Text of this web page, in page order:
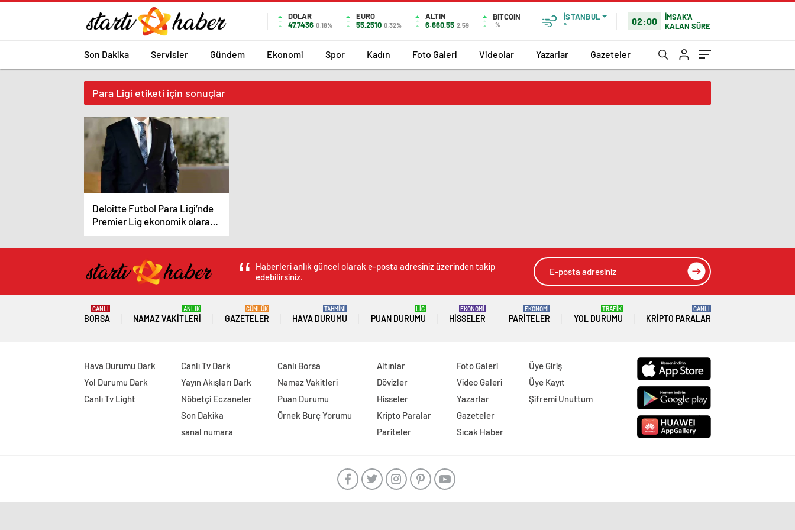
DOLAR
47,7436 0.18%
EURO
55,2510 0.32%
ALTIN
6.660,55 2,59
BITCOIN
%
İSTANBUL
°
02:00
İMSAK'A
KALAN SÜRE
Son Dakika Servisler Gündem Ekonomi Spor Kadın Foto Galeri Videolar Yazarlar Gazeteler
Para Ligi etiketi için sonuçlar
Deloitte Futbol Para Ligi’nde
Premier Lig ekonomik olarak
en güçlü lig olarak öne çıkıyor,
Real Madrid birinci sıraya
yükseldi
Haberleri anlık güncel olarak e-posta adresiniz üzerinden takip
edebilirsiniz.
BORSA
CANLI
NAMAZ VAKITLERI
ANLIK
GAZETELER
GÜNLÜK
HAVA DURUMU
TAHMİNİ
PUAN DURUMU
LİG
HISSELER
EKONOMİ
PARITELER
EKONOMİ
YOL DURUMU
TRAFİK
KRIPTO PARALAR
CANLI
Hava Durumu Dark
Yol Durumu Dark
Canlı Tv Light
Canlı Tv Dark
Yayın Akışları Dark
Nöbetçi Eczaneler
Son Dakika
sanal numara
Canlı Borsa
Namaz Vakitleri
Puan Durumu
Örnek Burç Yorumu
Altınlar
Dövizler
Hisseler
Kripto Paralar
Pariteler
Foto Galeri
Video Galeri
Yazarlar
Gazeteler
Sıcak Haber
Üye Giriş
Üye Kayıt
Şifremi Unuttum